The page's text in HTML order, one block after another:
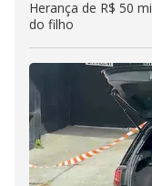
Herança de R$ 50
do filho